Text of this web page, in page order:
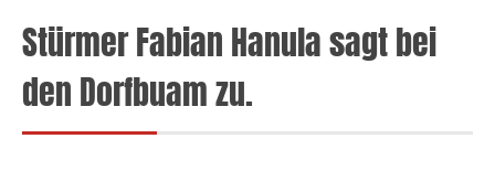
Stürmer Fabian Hanula sagt bei
den Dorfbuam zu.